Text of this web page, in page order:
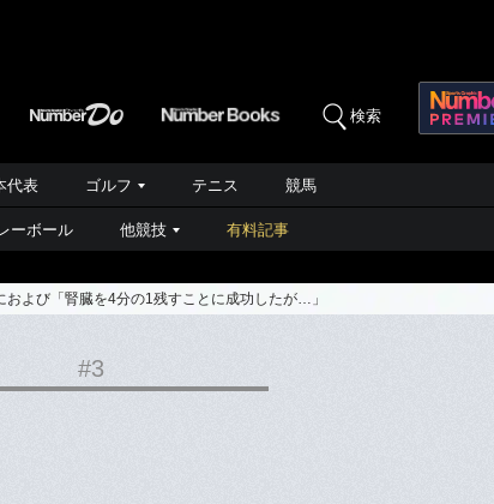
検索
代表 ゴルフ テニス 競馬
ーボール 他競技 有料記事
よび「腎臓を4分の1残すことに成功したが…」
#3